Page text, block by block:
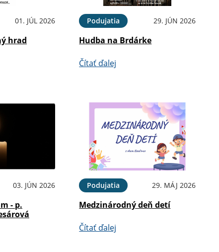
01. JÚL 2026
hrad
Podujatia 29. JÚN 2026
Hudba na Brdárke
Čítať ďalej
03. JÚN 2026
- p.
Podujatia 29. MÁJ 2026
Medzinárodný deň detí
Čítať ďalej